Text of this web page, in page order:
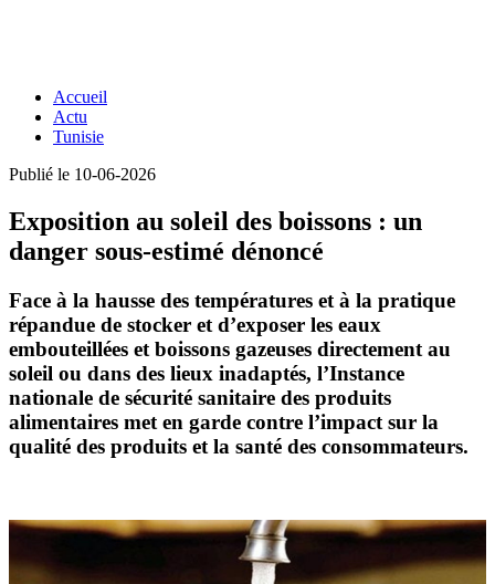
Accueil
Actu
Tunisie
Publié le 10-06-2026
Exposition au soleil des boissons : un
danger sous-estimé dénoncé
Face à la hausse des températures et à la pratique
répandue de stocker et d’exposer les eaux
embouteillées et boissons gazeuses directement au
soleil ou dans des lieux inadaptés, l’Instance
nationale de sécurité sanitaire des produits
alimentaires met en garde contre l’impact sur la
qualité des produits et la santé des consommateurs.